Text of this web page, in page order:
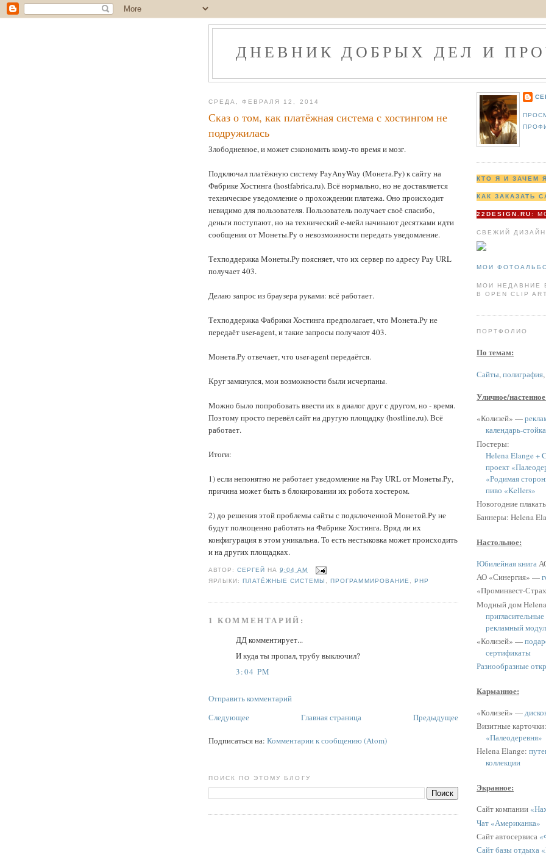
ДНЕВНИК ДОБРЫХ ДЕЛ И
СРЕДА, ФЕВРАЛЯ 12, 2014
Сказ о том, как платёжная система с хостингом не
подружилась
Злободневное, и может сэкономить кому-то время и мозг.
Подключал платёжную систему PayAnyWay (Монета.Ру) к сайту на
Фабрике Хостинга (hostfabrica.ru). Всё нормально, но не доставляется
техническое уведомление о прохождении платежа. Оно происходит
невидимо для пользователя. Пользователь получает своё спасибо,
деньги поступают, но на технический е-мейл начинают десятками идти
сообщения от Монеты.Ру о невозможности передать уведомление.
Техподдержка Монеты.Ру поясняет, что их сервер по адресу Pay URL
получает 403.
Делаю запрос из браузера руками: всё работает.
Техподдержка Фабрики Хостинга предполагает, что Монета.Ру не
передаёт user-agent, и такие запросы получают 403.
Монета.Ру отвечает, что user-agent передаётся.
Круг замкнулся, мои возможности были исчерпаны.
Можно было попробовать ввести их в диалог друг с другом, но - время.
Поэтому просто перевёл сайт на другую площадку (hostline.ru). Всё
работает.
Итоги:
1) если непонятно не работает уведомление на Pay URL от Монеты.Ру,
причина может быть в блокировании их робота хостером.
2) до решения этой проблемы сайты с подключенной Монетой.Ру не
будут полноценно работать на Фабрике Хостинга. Вряд ли их
конфигурация в этом уникальна. То есть нестыковка может происходить
и на других площадках.
АВТОР:СЕРГЕЙ НА9:04 AM
ЯРЛЫКИ:ПЛАТЁЖНЫЕ СИСТЕМЫ ,ПРОГРАММИРОВАНИЕ PHP
1 КОММЕНТАРИЙ:
ДД комментирует...
И куда ты пропал, трубу выключил?
3:04 PM
Отправить комментарий
Следующее
Предыдущее
Главная страница
Подписаться на: Комментарии к сообщению (Atom)
ПОИСК ПО ЭТОМУ БЛОГУ
КТО Я И ЗАЧЕМ
КАК ЗАКАЗАТЬ
22DESIGN.RU :
СВЕЖИЙ
МОИ
МОИ НЕДАВНИЕ
В OPEN CLIP
ПОРТФОЛИО
По темам:
Сайты,полиграфия,
Уличное/
«Колизей» —
календарь-стойка
Постеры:
Helena Elange +
проект
«Родимая
пиво «Kellers»
Новогодние
Баннеры: Helena
Настольное:
Юбилейная книга
АО «Синергия» —
«Проминвест-
Модный дом
рекламный
«Колизей» —
сертификаты
Разнообразные
Карманное:
«Колизей» —
Визитные
«Палеодеревня»
Helena Elange:
коллекции
Экранное:
Сайт компании
Чат «Американка»
Сайт автосервиса
Сайт базы отдыха